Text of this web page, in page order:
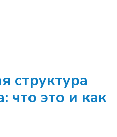
структура
что это и как